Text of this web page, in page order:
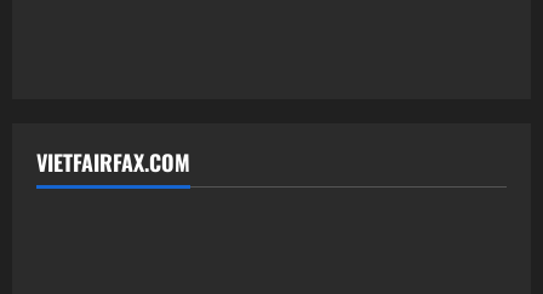
VIETFAIRFAX.COM